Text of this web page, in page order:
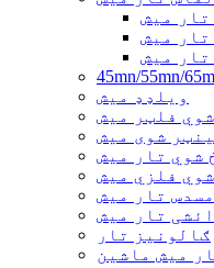
تار میش
تار میش
میش
ویلډډ میش
فلټر میش
شوی میش
شوي تار میش
فلزي میش
تار میش
تار میش
ګالونیز تار
میش ماشین